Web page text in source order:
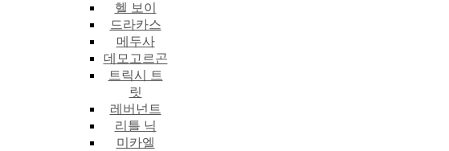
헬 보이
드라카스
메두사
데모고르곤
트릭시 트
릿
레버넌트
리틀 닉
미카엘